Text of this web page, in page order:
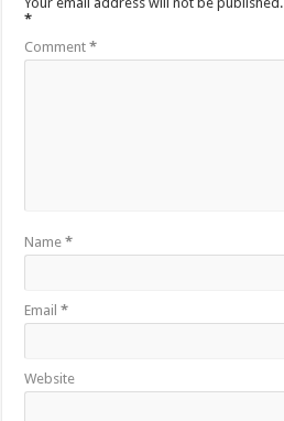
*
Comment*
Name*
Email*
Website